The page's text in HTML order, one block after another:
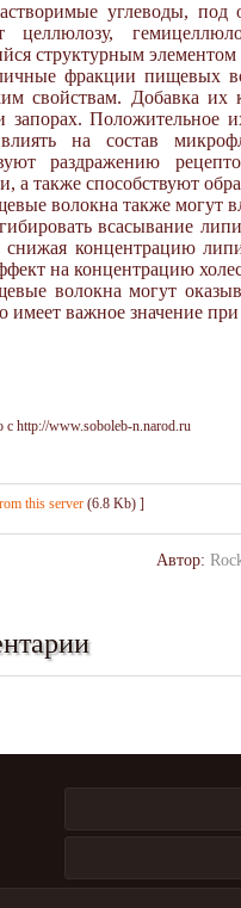
углеводы,
целлюлозу,
структурным элементом
фракции пищевых
свойствам. Добавка их
запорах. Положительное
на состав
раздражению
а также способствуют
волокна также могут
всасывание
снижая концентрацию
на концентрацию
волокна могут
имеет важное значение
с http://www.soboleb-n.narod.ru
this server (6.8 Kb) ]
Автор: